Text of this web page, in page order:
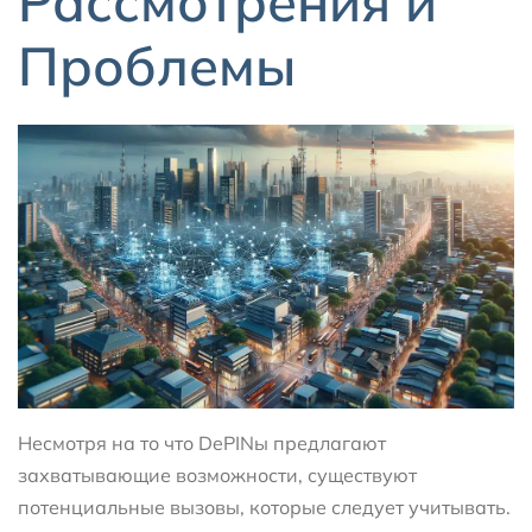
Проблемы
Несмотря на то что DePINы предлагают
захватывающие возможности, существуют
потенциальные вызовы, которые следует учитывать.